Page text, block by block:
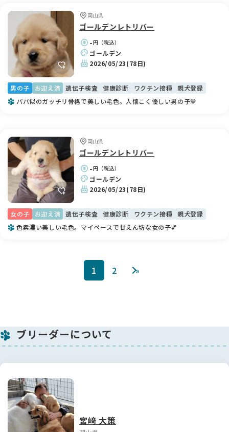
岡山県
ゴールデンレトリバー
-円（税込）
ゴールデン
2026/05/23(78日)
男の子 お迎え済 遺伝子検査 健康診断 ワクチン接種
親犬登録
パパ似のガッチリ骨格で美しい毛色。人懐こく優しい男の子💙
岡山県
ゴールデンレトリバー
-円（税込）
ゴールデン
2026/05/23(78日)
女の子 お迎え済 遺伝子検査 健康診断 ワクチン接種
親犬登録
色素濃い美しい毛色。マイペースで甘えん坊な女の子💕
1 2 »
ブリーダーについて
宮﨑 大策